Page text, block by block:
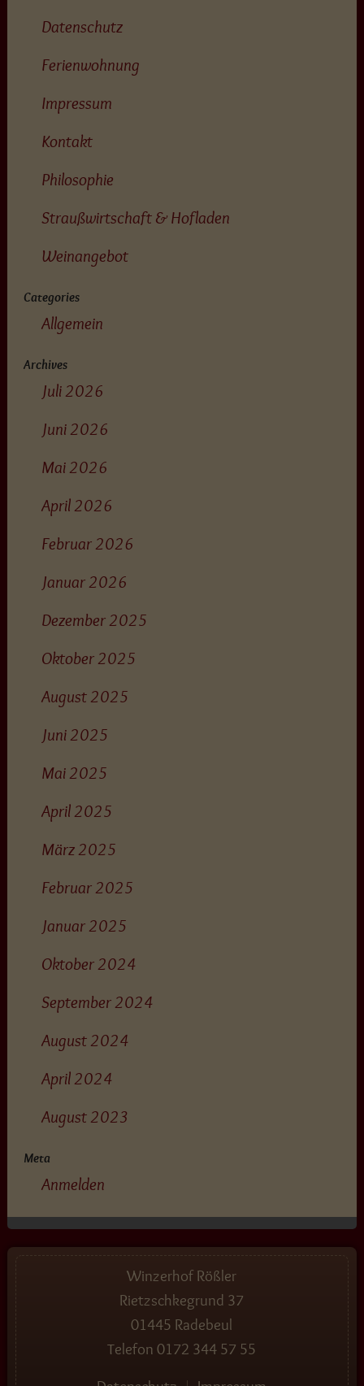
Datenschutz
Ferienwohnung
Impressum
Kontakt
Philosophie
Straußwirtschaft & Hofladen
Weinangebot
Categories
Allgemein
Archives
Juli 2026
Juni 2026
Mai 2026
April 2026
Februar 2026
Januar 2026
Dezember 2025
Oktober 2025
August 2025
Juni 2025
Mai 2025
April 2025
März 2025
Februar 2025
Januar 2025
Oktober 2024
September 2024
August 2024
April 2024
August 2023
Meta
Anmelden
Winzerhof Rößler
Rietzschkegrund 37
01445 Radebeul
Telefon0172 344 57 55